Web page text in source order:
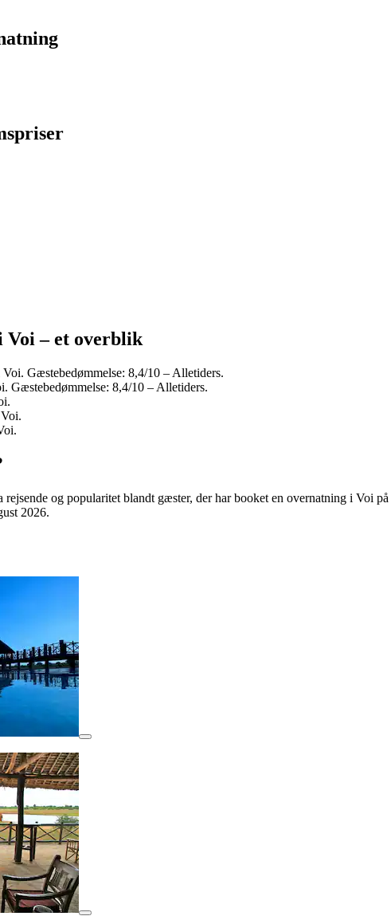
Voi – et overblik
Gæstebedømmelse: 8,4/10 – Alletiders.
Gæstebedømmelse: 8,4/10 – Alletiders.
og popularitet blandt gæster, der har booket en overnatning i Voi
2026.